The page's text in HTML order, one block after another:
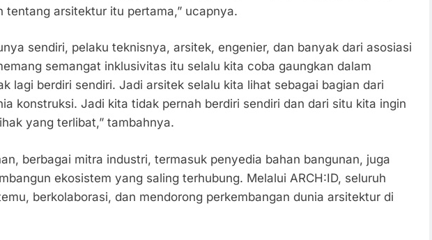
tentang arsitektur itu pertama,” ucapnya.
sendiri, pelaku teknisnya, arsitek, engenier, dan banyak dari asosiasi
semangat inklusivitas itu selalu kita coba gaungkan dalam
lagi berdiri sendiri. Jadi arsitek selalu kita lihat sebagai bagian dari
konstruksi. Jadi kita tidak pernah berdiri sendiri dan dari situ kita ingin
yang terlibat,” tambahnya.
berbagai mitra industri, termasuk penyedia bahan bangunan, juga
ekosistem yang saling terhubung. Melalui ARCH:ID, seluruh
berkolaborasi, dan mendorong perkembangan dunia arsitektur di